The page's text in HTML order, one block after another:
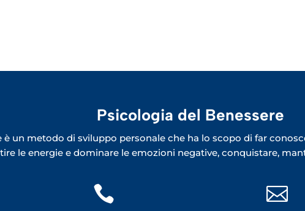
Psicologia del Benessere
è un metodo di sviluppo personale che ha lo scopo di far
le energie e dominare le emozioni negative, conquistare,
 